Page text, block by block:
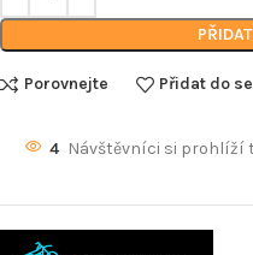
Porovnejte Přidat do
4 Návštěvníci si prohlíží